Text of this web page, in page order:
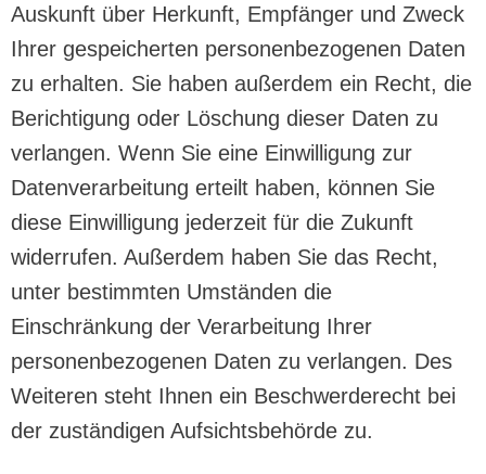
Auskunft über Herkunft, Empfänger und Zweck
Ihrer gespeicherten personenbezogenen Daten
zu erhalten. Sie haben außerdem ein Recht, die
Berichtigung oder Löschung dieser Daten zu
verlangen. Wenn Sie eine Einwilligung zur
Datenverarbeitung erteilt haben, können Sie
diese Einwilligung jederzeit für die Zukunft
widerrufen. Außerdem haben Sie das Recht,
unter bestimmten Umständen die
Einschränkung der Verarbeitung Ihrer
personenbezogenen Daten zu verlangen. Des
Weiteren steht Ihnen ein Beschwerderecht bei
der zuständigen Aufsichtsbehörde zu.